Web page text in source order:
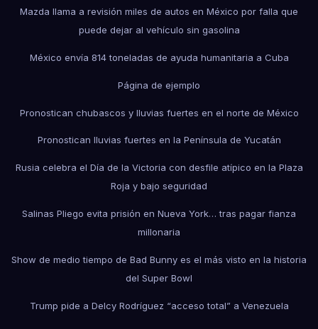
Mazda llama a revisión miles de autos en México por falla que
puede dejar al vehículo sin gasolina
México envía 814 toneladas de ayuda humanitaria a Cuba
Página de ejemplo
Pronostican chubascos y lluvias fuertes en el norte de México
Pronostican lluvias fuertes en la Península de Yucatán
Rusia celebra el Día de la Victoria con desfile atípico en la Plaza
Roja y bajo seguridad
Salinas Pliego evita prisión en Nueva York… tras pagar fianza
millonaria
Show de medio tiempo de Bad Bunny es el más visto en la historia
del Super Bowl
Trump pide a Delcy Rodríguez “acceso total” a Venezuela